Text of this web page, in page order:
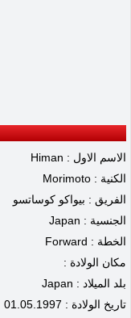
الاسم الاول : Himan
الكنية : Morimoto
الفريق : بيواكو كوساتسو
الجنسية : Japan
الخطة : Forward
مكان الولادة :
بلد الميلاد : Japan
تاريخ الولادة : 01.05.1997